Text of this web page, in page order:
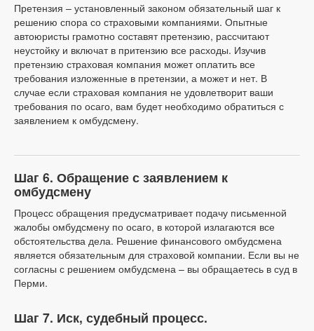
Претензия – установленный законом обязательный шаг к
решению спора со страховыми компаниями. Опытные
автоюристы грамотно составят претензию, рассчитают
неустойку и включат в притензию все расходы. Изучив
претензию страховая компания может оплатить все
требования изложенные в претензии, а может и нет. В
случае если страховая компания не удовлетворит ваши
требования по осаго, вам будет необходимо обратиться с
заявлением к омбудсмену.
Шаг 6. Обращение с заявлением к
омбудсмену
Процесс обращения предусматривает подачу письменной
жалобы омбудсмену по осаго, в которой излагаются все
обстоятельства дела. Решение финансового омбудсмена
является обязательным для страховой компании. Если вы не
согласны с решением омбудсмена – вы обращаетесь в суд в
Перми.
Шаг 7. Иск, судебный процесс.